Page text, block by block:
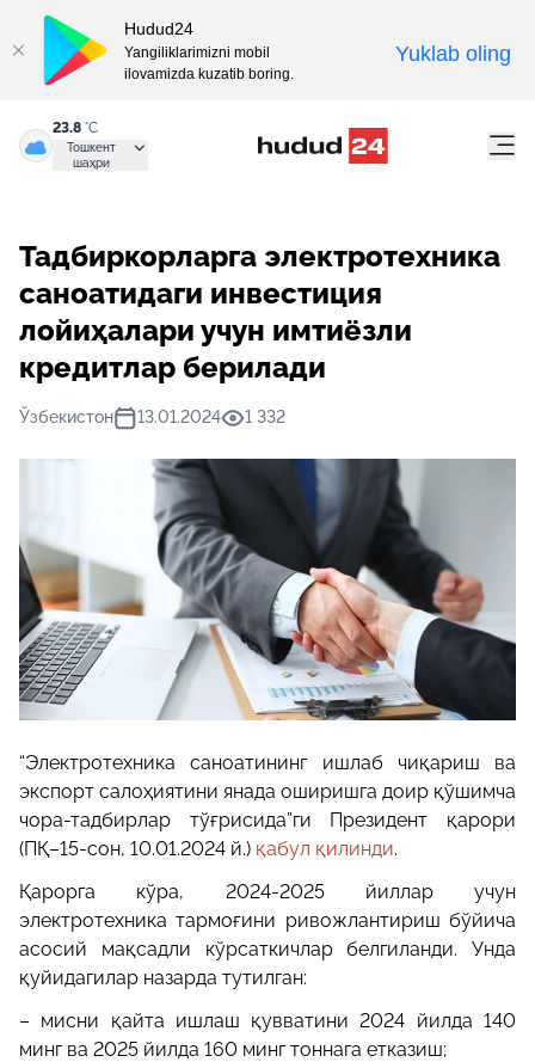
23.8 °C
Тошкент
шаҳри
Тадбиркорларга электротехника
саноатидаги инвестиция
лойиҳалари учун имтиёзли
кредитлар берилади
Ўзбекистон 13.01.2024 1 332
“Электротехника саноатининг ишлаб чиқариш ва
экспорт салоҳиятини янада оширишга доир қўшимча
чора-тадбирлар тўғрисида”ги Президент қарори
(ПҚ–15-сон, 10.01.2024 й.) қабул қилинди.
Қарорга кўра, 2024-2025 йиллар учун
электротехника тармоғини ривожлантириш бўйича
асосий мақсадли кўрсаткичлар белгиланди. Унда
қуйидагилар назарда тутилган:
– мисни қайта ишлаш қувватини 2024 йилда 140
минг ва 2025 йилда 160 минг тоннага етказиш;
Hudud24
Yangiliklarimizni mobil
ilovamizda kuzatib boring.
Yuklab oling